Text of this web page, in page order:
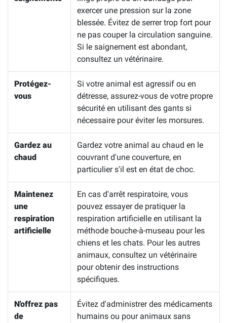
exercer une pression sur la zone
blessée. Évitez de serrer trop fort pour
ne pas couper la circulation sanguine.
Si le saignement est abondant,
consultez un vétérinaire.
Protégez-
vous
Si votre animal est agressif ou en
détresse, assurez-vous de votre propre
sécurité en utilisant des gants si
nécessaire pour éviter les morsures.
Gardez au
chaud
Gardez votre animal au chaud en le
couvrant d'une couverture, en
particulier s'il est en état de choc.
Maintenez
une
respiration
artificielle
En cas d'arrêt respiratoire, vous
pouvez essayer de pratiquer la
respiration artificielle en utilisant la
méthode bouche-à-museau pour les
chiens et les chats. Pour les autres
animaux, consultez un vétérinaire
pour obtenir des instructions
spécifiques.
N'offrez pas
de
Évitez d'administrer des médicaments
humains ou pour animaux sans